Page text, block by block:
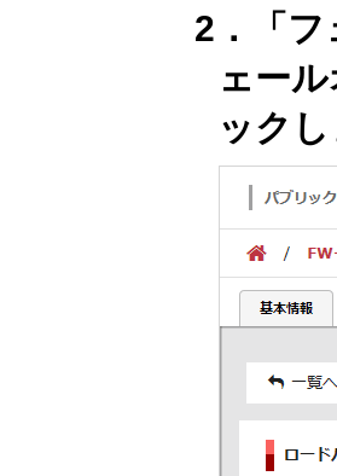
2．「フ
ェー
ック